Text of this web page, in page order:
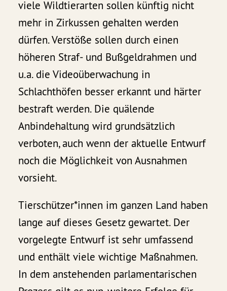
viele Wildtierarten sollen künftig nicht
mehr in Zirkussen gehalten werden
dürfen. Verstöße sollen durch einen
höheren Straf- und Bußgeldrahmen und
u.a. die Videoüberwachung in
Schlachthöfen besser erkannt und härter
bestraft werden. Die quälende
Anbindehaltung wird grundsätzlich
verboten, auch wenn der aktuelle Entwurf
noch die Möglichkeit von Ausnahmen
vorsieht.
Tierschützer*innen im ganzen Land haben
lange auf dieses Gesetz gewartet. Der
vorgelegte Entwurf ist sehr umfassend
und enthält viele wichtige Maßnahmen.
In dem anstehenden parlamentarischen